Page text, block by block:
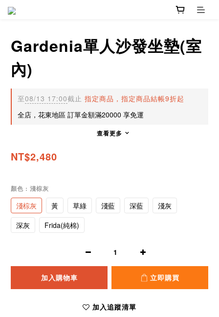
Gardenia單人沙發坐墊(室
內)
至08/13 17:00截止 指定商品，指定商品結帳9折起
全店，花東地區 訂單金額滿20000 享免運
查看更多
NT$2,480
顏色 : 淺棕灰
淺棕灰 黃 草綠 淺藍 深藍
淺灰
深灰
Frida(純棉)
加入購物車 立即購買
加入追蹤清單